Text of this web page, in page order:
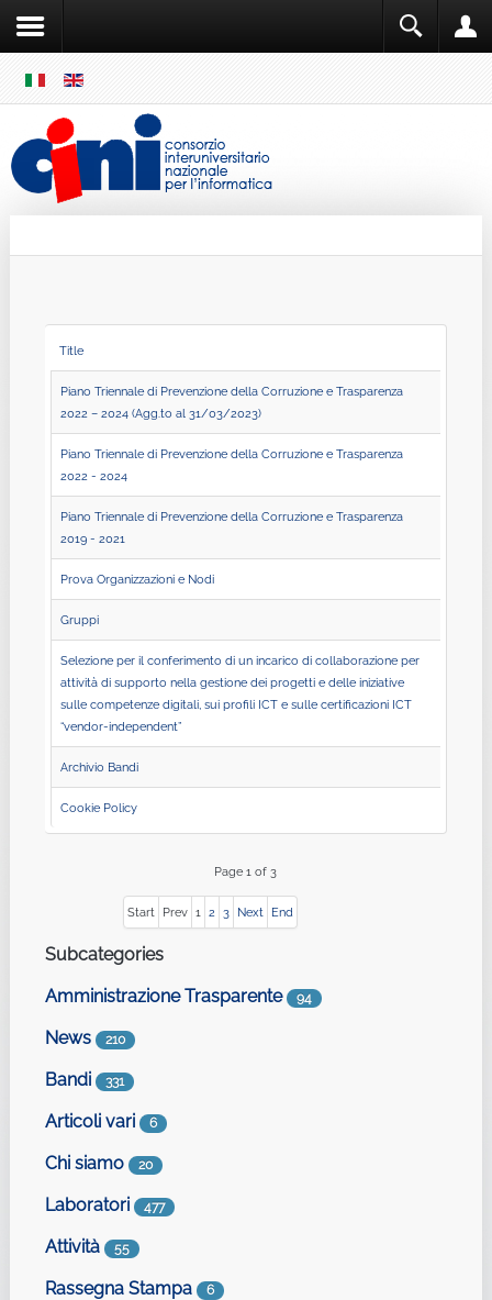
MENU
Title
Piano Triennale di Prevenzione della Corruzione e Trasparenza
2022 – 2024 (Agg.to al 31/03/2023)
Piano Triennale di Prevenzione della Corruzione e Trasparenza
2022 - 2024
Piano Triennale di Prevenzione della Corruzione e Trasparenza
2019 - 2021
Prova Organizzazioni e Nodi
Gruppi
Selezione per il conferimento di un incarico di collaborazione per
attività di supporto nella gestione dei progetti e delle iniziative
sulle competenze digitali, sui profili ICT e sulle certificazioni ICT
“vendor-independent”
Archivio Bandi
Cookie Policy
Page 1 of 3
Start Prev 1 2 3 Next End
Subcategories
Amministrazione Trasparente
94
News 210
Bandi 331
Articoli vari 6
Chi siamo 20
Laboratori 477
Attività 55
Rassegna Stampa 6